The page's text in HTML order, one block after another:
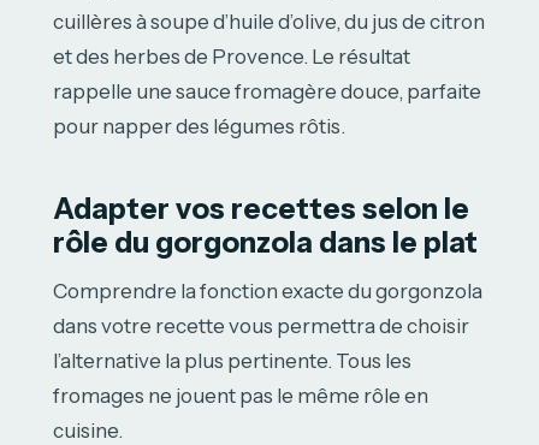
cuillères à soupe d’huile d’olive, du jus de citron
et des herbes de Provence. Le résultat
rappelle une sauce fromagère douce, parfaite
pour napper des légumes rôtis.
Adapter vos recettes selon le
rôle du gorgonzola dans le plat
Comprendre la fonction exacte du gorgonzola
dans votre recette vous permettra de choisir
l’alternative la plus pertinente. Tous les
fromages ne jouent pas le même rôle en
cuisine.